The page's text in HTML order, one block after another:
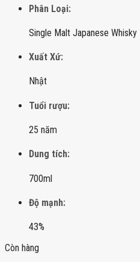
Phân Loại:
Single Malt Japanese Whisky
Xuất Xứ:
Nhật
Tuổi rượu:
25 năm
Dung tích:
700ml
Độ mạnh:
43%
Còn hàng